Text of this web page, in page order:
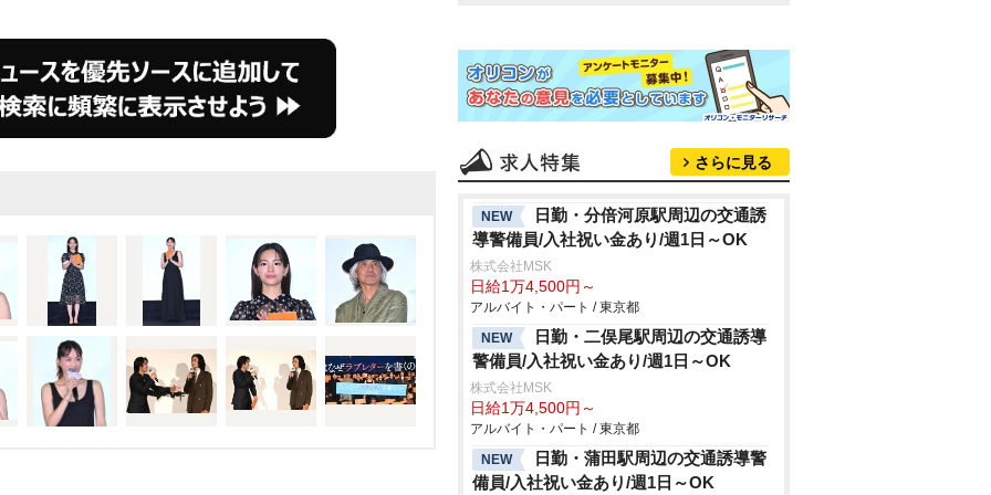
さらに見る
NEW
日勤・分倍河原駅周辺の交通誘
導警備員/入社祝い金あり/週1日～OK
株式会社MSK
日給1万4,500円～
アルバイト・パート / 東京都
NEW
日勤・二俣尾駅周辺の交通誘導
警備員/入社祝い金あり/週1日～OK
株式会社MSK
日給1万4,500円～
アルバイト・パート / 東京都
NEW
日勤・蒲田駅周辺の交通誘導警
備員/入社祝い金あり/週1日～OK